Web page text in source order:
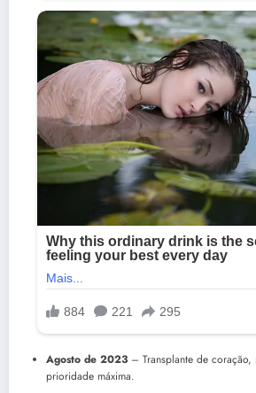
Agosto de 2023 – Transplante de
prioridade máxima.